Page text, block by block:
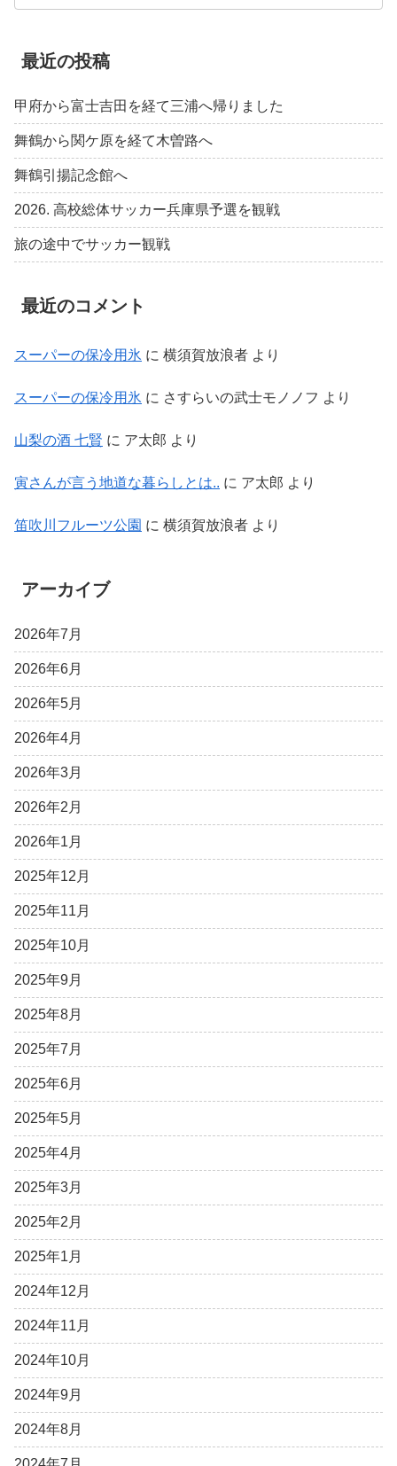
最近の投稿
甲府から富士吉田を経て三浦へ帰りました
舞鶴から関ケ原を経て木曽路へ
舞鶴引揚記念館へ
2026. 高校総体サッカー兵庫県予選を観戦
旅の途中でサッカー観戦
最近のコメント
スーパーの保冷用氷 に 横須賀放浪者 より
スーパーの保冷用氷 に さすらいの武士モノノフ より
山梨の酒 七賢 に ア太郎 より
寅さんが言う地道な暮らしとは.. に ア太郎 より
笛吹川フルーツ公園 に 横須賀放浪者 より
アーカイブ
2026年7月
2026年6月
2026年5月
2026年4月
2026年3月
2026年2月
2026年1月
2025年12月
2025年11月
2025年10月
2025年9月
2025年8月
2025年7月
2025年6月
2025年5月
2025年4月
2025年3月
2025年2月
2025年1月
2024年12月
2024年11月
2024年10月
2024年9月
2024年8月